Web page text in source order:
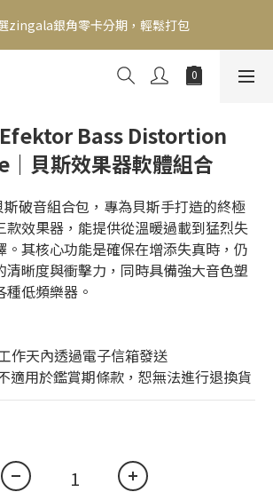
最高回饋2000，刷卡最高12期零利率，馬上了
解👉
zingala銀角零卡分期，輕鬆打包
高回饋2000，刷卡最高12期零利率，馬上了
Bass Distortion
貝斯效果器軟體組合
破音組合包，專為貝斯手打造的終極
款效果器，能提供從溫暖過載到猛烈失
。其核心功能是確保在增添失真時，仍
清晰度與衝擊力，同時具備強大音色塑
低頻樂器。
作天內透過電子信箱發送
適用於鑑賞期條款，恕無法進行退換貨